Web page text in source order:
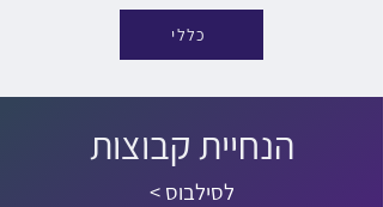
כללי
הנחיית קבוצות
< לסילבוס